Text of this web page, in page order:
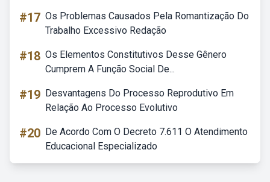
#17 Os Problemas Causados Pela Romantização Do
Trabalho Excessivo Redação
#18 Os Elementos Constitutivos Desse Gênero
Cumprem A Função Social De...
#19 Desvantagens Do Processo Reprodutivo Em
Relação Ao Processo Evolutivo
#20 De Acordo Com O Decreto 7.611 O Atendimento
Educacional Especializado